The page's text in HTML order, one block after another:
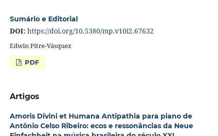
Sumário e Editorial
DOI: https://doi.org/10.5380/mp.v10i2.67632
Edwin Pitre-Vásquez
PDF
Artigos
Amoris Divini et Humana Antipathia para piano de
Antônio Celso Ribeiro: ecos e ressonâncias da Neue